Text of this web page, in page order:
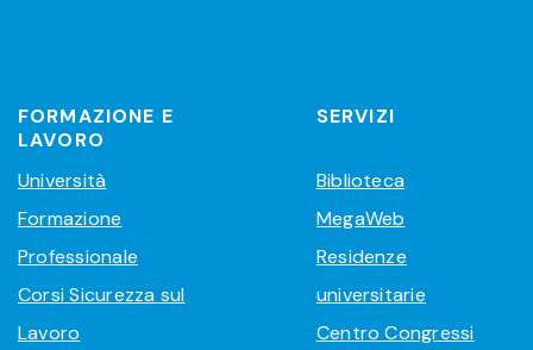
FORMAZIONE E
LAVORO
Università
Formazione
Professionale
Corsi Sicurezza sul
Lavoro
SERVIZI
Biblioteca
MegaWeb
Residenze
universitarie
Centro Congressi